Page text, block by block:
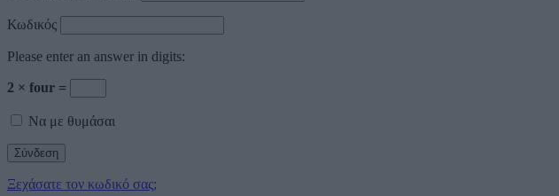
Κωδικός
Please enter an answer in digits:
2 × four =
Να με θυμάσαι
Ξεχάσατε τον κωδικό σας;